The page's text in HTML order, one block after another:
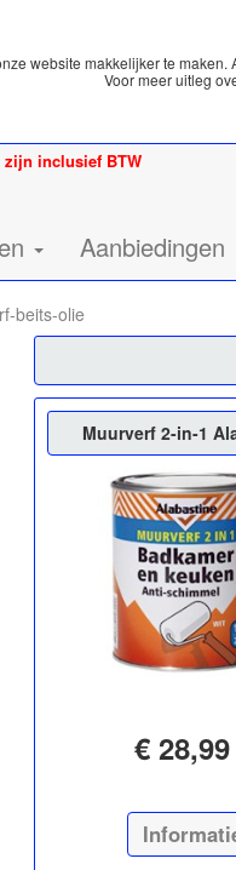
website makkelijker te
Voor meer uitleg
inclusief BTW
Aanbiedingen
beits-olie
Muurverf 2-in-1
€ 28,99